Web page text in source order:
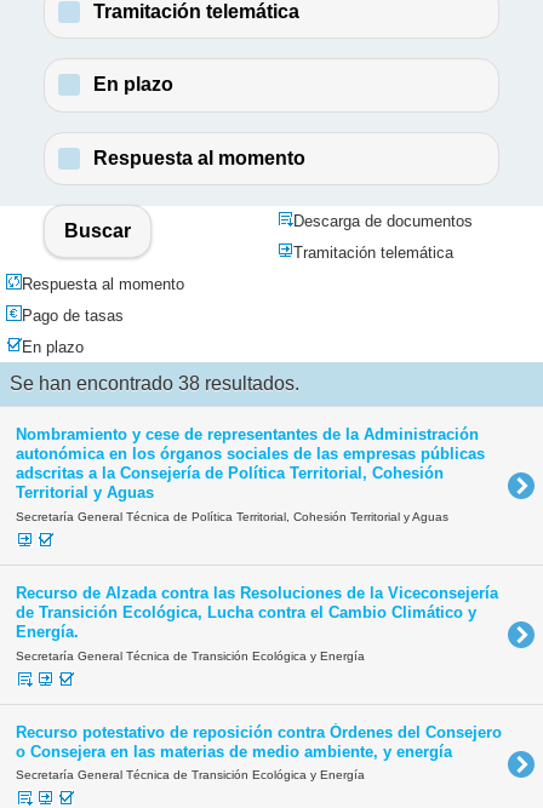
Tramitación telemática
En plazo
Respuesta al momento
Buscar
Descarga de documentos
Tramitación telemática
Respuesta al momento
Pago de tasas
En plazo
Se han encontrado 38 resultados.
Nombramiento y cese de representantes de la Administración
autonómica en los órganos sociales de las empresas públicas
adscritas a la Consejería de Política Territorial, Cohesión
Territorial y Aguas
Secretaría General Técnica de Política Territorial, Cohesión Territorial y Aguas
Recurso de Alzada contra las Resoluciones de la Viceconsejería
de Transición Ecológica, Lucha contra el Cambio Climático y
Energía.
Secretaría General Técnica de Transición Ecológica y Energía
Recurso potestativo de reposición contra Órdenes del Consejero
o Consejera en las materias de medio ambiente, y energía
Secretaría General Técnica de Transición Ecológica y Energía